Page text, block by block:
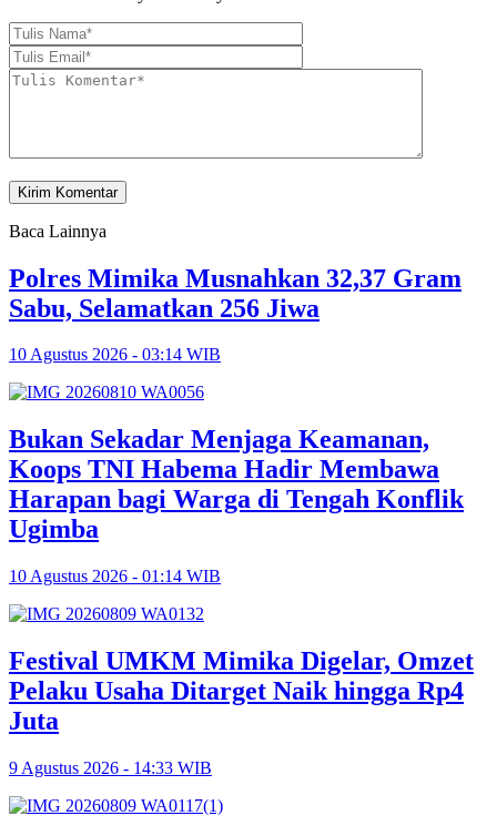
Baca Lainnya
Polres Mimika Musnahkan 32,37 Gram
Sabu, Selamatkan 256 Jiwa
10 Agustus 2026 - 03:14 WIB
Bukan Sekadar Menjaga Keamanan,
Koops TNI Habema Hadir Membawa
Harapan bagi Warga di Tengah Konflik
Ugimba
10 Agustus 2026 - 01:14 WIB
Festival UMKM Mimika Digelar, Omzet
Pelaku Usaha Ditarget Naik hingga Rp4
Juta
9 Agustus 2026 - 14:33 WIB